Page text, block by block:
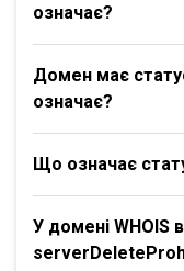
означає?
Домен має
означає?
Що означає
У домені WHOIS